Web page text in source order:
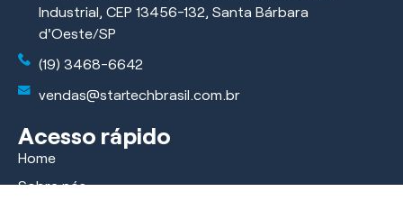
Industrial, CEP 13456-132, Santa Bárbara
d'Oeste/SP
(19) 3468-6642
vendas@startechbrasil.com.br
Acesso rápido
Home
Sobre nós